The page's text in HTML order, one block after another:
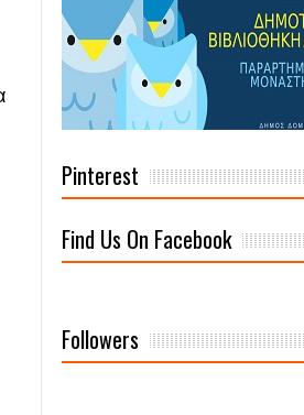
Pinterest
Find Us On Facebook
Followers